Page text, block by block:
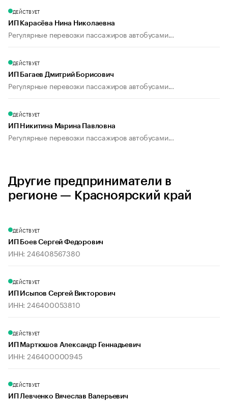
ДЕЙСТВУЕТ
ИП Карасёва Нина Николаевна
Регулярные перевозки пассажиров автобусами...
ДЕЙСТВУЕТ
ИП Багаев Дмитрий Борисович
Регулярные перевозки пассажиров автобусами...
ДЕЙСТВУЕТ
ИП Никитина Марина Павловна
Регулярные перевозки пассажиров автобусами...
Другие предприниматели в
регионе — Красноярский край
ДЕЙСТВУЕТ
ИП Боев Сергей Федорович
ИНН: 246408567380
ДЕЙСТВУЕТ
ИП Исыпов Сергей Викторович
ИНН: 246400053810
ДЕЙСТВУЕТ
ИП Мартюшов Александр Геннадьевич
ИНН: 246400000945
ДЕЙСТВУЕТ
ИП Левченко Вячеслав Валерьевич